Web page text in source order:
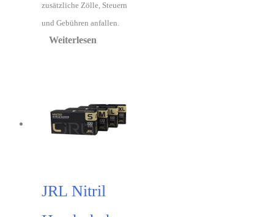
zusätzliche Zölle, Steuern
und Gebühren anfallen.
Weiterlesen
JRL Nitril